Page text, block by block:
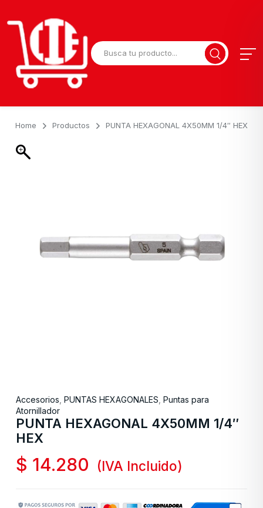
Home Productos PUNTA HEXAGONAL 4X50MM 1/4″ HEX
Accesorios, PUNTAS HEXAGONALES, Puntas para
Atornillador
PUNTA HEXAGONAL 4X50MM 1/4″
HEX
$ 14.280 (IVA Incluido)